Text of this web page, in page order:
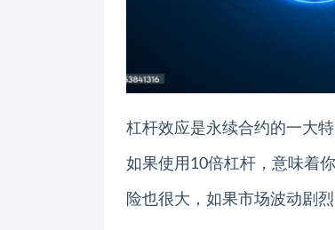
杠杆效应是永续合约的一大
如果使用10倍杠杆，意味着
险也很大，如果市场波动剧